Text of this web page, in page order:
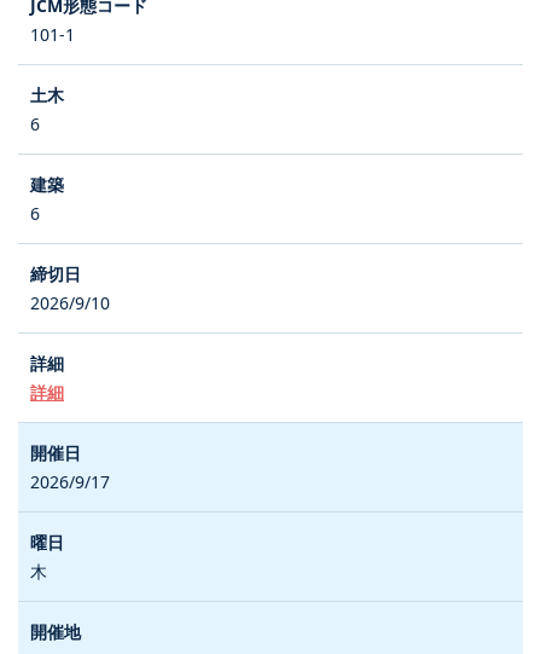
101-1
6
6
2026/9/10
詳細
2026/9/17
木